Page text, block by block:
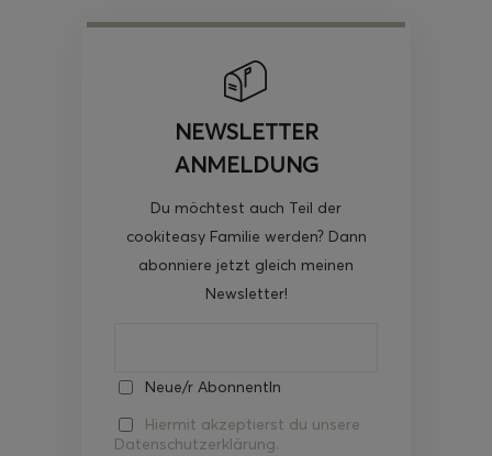
NEWSLETTER
ANMELDUNG
Du möchtest auch Teil der
cookiteasy Familie werden? Dann
abonniere jetzt gleich meinen
Newsletter!
Neue/r AbonnentIn
Hiermit akzeptierst du unsere
Datenschutzerklärung.